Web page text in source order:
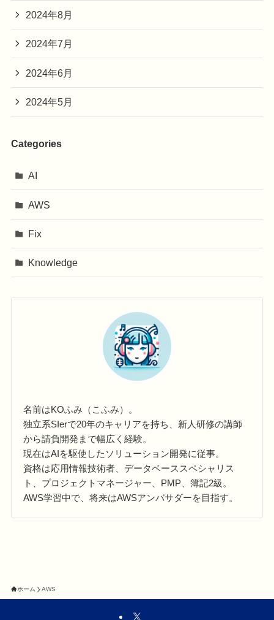
2024年8月
2024年7月
2024年6月
2024年5月
Categories
AI
AWS
Fix
Knowledge
名前はKOふみ（こふみ）。
独立系SIerで20年のキャリアを持ち、新人研修の講師
から請負開発まで幅広く経験。
現在はAIを駆使したソリューション開発に従事。
資格は応用情報技術者、データベーススペシャリス
ト、プロジェクトマネージャー、PMP、簿記2級。
AWS学習中で、将来はAWSアンバサダーを目指す。
ホーム AWS